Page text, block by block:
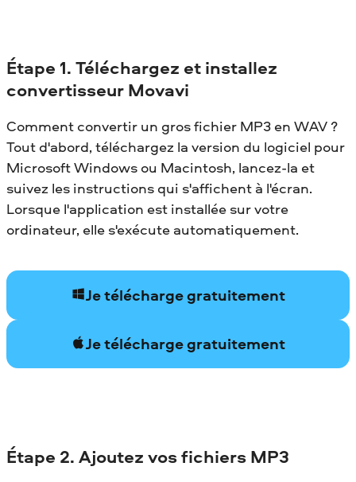
Étape 1. Téléchargez et installez
convertisseur Movavi
Comment convertir un gros fichier MP3 en WAV ?
Tout d'abord, téléchargez la version du logiciel pour
Microsoft Windows ou Macintosh, lancez-la et
suivez les instructions qui s'affichent à l'écran.
Lorsque l'application est installée sur votre
ordinateur, elle s'exécute automatiquement.
Je télécharge gratuitement
Je télécharge gratuitement
Étape 2. Ajoutez vos fichiers MP3